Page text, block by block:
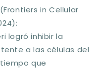
(Frontiers in Cellular
logró inhibir la
a las células del
que